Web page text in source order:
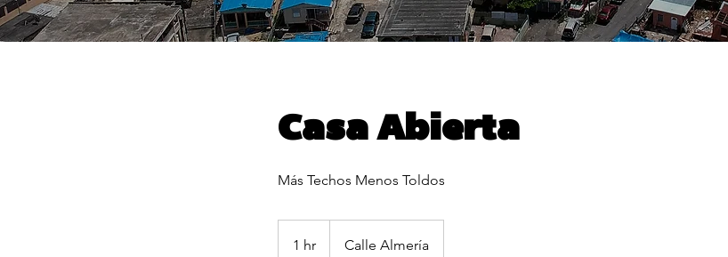
Casa Abierta
Más Techos Menos Toldos
1 hr Calle Almería